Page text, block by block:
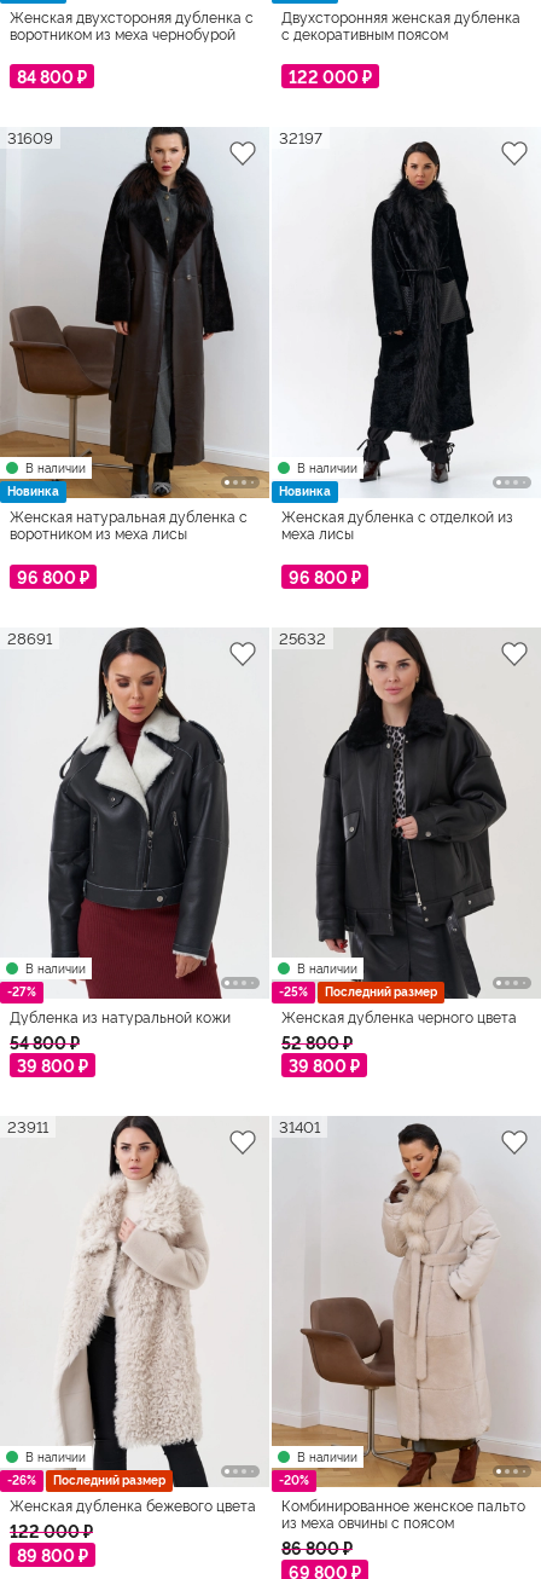
Женская двухстороняя дубленка с
воротником из меха чернобурой
84 800 ₽
Двухсторонняя женская дубленка
с декоративным поясом
122 000 ₽
В наличии
Новинка
31609
Женская натуральная дубленка с
воротником из меха лисы
96 800 ₽
В наличии
Новинка
32197
Женская дубленка с отделкой из
меха лисы
96 800 ₽
В наличии
-27%
28691
Дубленка из натуральной кожи
54 800 ₽
39 800 ₽
В наличии
-25%
Последний размер
25632
Женская дубленка черного цвета
52 800 ₽
39 800 ₽
В наличии
-26%
Последний размер
23911
Женская дубленка бежевого цвета
122 000 ₽
89 800 ₽
В наличии
-20%
31401
Комбинированное женское пальто
из меха овчины с поясом
86 800 ₽
69 800 ₽